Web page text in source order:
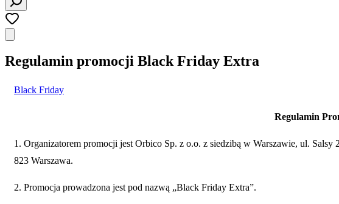
Regulamin promocji Black Friday Extra
Black Friday
Regulamin
1. Organizatorem promocji jest Orbico Sp. z o.o. z siedzibą w Warszawie, ul.
823 Warszawa.
2. Promocja prowadzona jest pod nazwą „Black Friday Extra”.